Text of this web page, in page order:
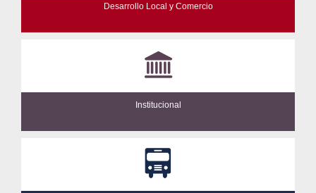
Desarrollo Local y Comercio
Institucional